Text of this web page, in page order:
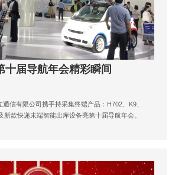
十届导航年会精彩瞬间
信有限公司携手持采集终端产品：H702、K9、
新款快递末端智能出库设备亮第十届导航年会。